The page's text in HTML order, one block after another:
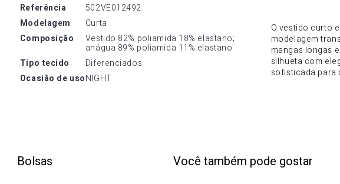
referência
502VE012492
modelagem
Curta
composição
Vestido 82% poliamida 18% elastano;
anágua 89% poliamida 11% elastano
tipo tecido
Diferenciados
ocasião de usoNIGHT
O vestido curto
modelagem
mangas longas
silhueta com
sofisticada para
Bolsas Você também pode gostar